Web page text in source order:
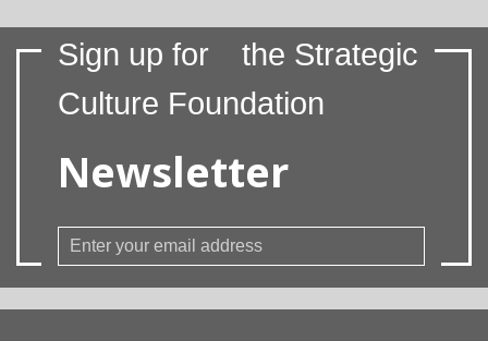
Sign up for
the Strategic
Culture Foundation
Newsletter